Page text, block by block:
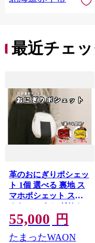
最近チェ
革のおにぎりポシェッ
ト 1個 選べる 裏地 ス
マホポシェット スマ
ホケース おにぎり レ
ザー 革 国産 鞄 がま口
かばん バッグ ショル
ダーバッグ 手作り 雑
55,000 円
たまったWAON